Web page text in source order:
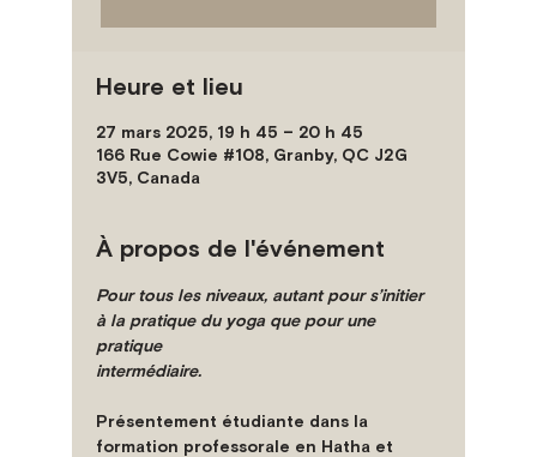
Heure et lieu
27 mars 2025, 19 h 45 – 20 h 45
166 Rue Cowie #108, Granby, QC J2G
3V5, Canada
À propos de l'événement
Pour tous les niveaux, autant pour s’initier
à la pratique du yoga que pour une
pratique
intermédiaire.
Présentement étudiante dans la
formation professorale en Hatha et